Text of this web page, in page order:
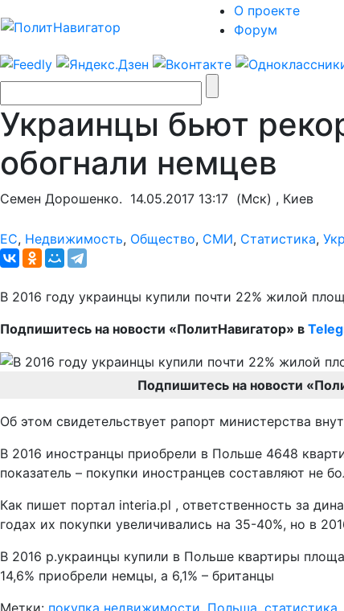
О проекте
Форум
Украинцы бьют
обогнали немцев
Семен Дорошенко. 14.05.2017 13:17 (Мск) , Киев
ЕС, Недвижимость, Общество, СМИ, Статистика,
В 2016 году украинцы купили почти 22% жилой
Подпишитесь на новости «ПолитНавигатор» в
Подпишитесь на новости
Об этом свидетельствует рапорт министерства
В 2016 иностранцы приобрели в Польше 4648
показатель – покупки иностранцев составляют не
Как пишет портал interia.pl , ответственность за
годах их покупки увеличивались на 35-40%, но в
В 2016 р.украинцы купили в Польше квартиры
14,6% приобрели немцы, а 6,1% – британцы